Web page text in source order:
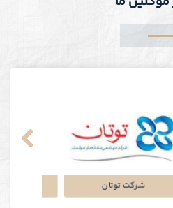
شرکت توتان